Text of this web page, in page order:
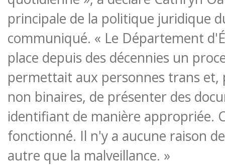
principale de la politique juridique
communiqué. « Le Département
place depuis des décennies un
permettait aux personnes trans et,
non binaires, de présenter des
identifiant de manière appropriée.
fonctionné. Il n'y a aucune raison
autre que la malveillance. »